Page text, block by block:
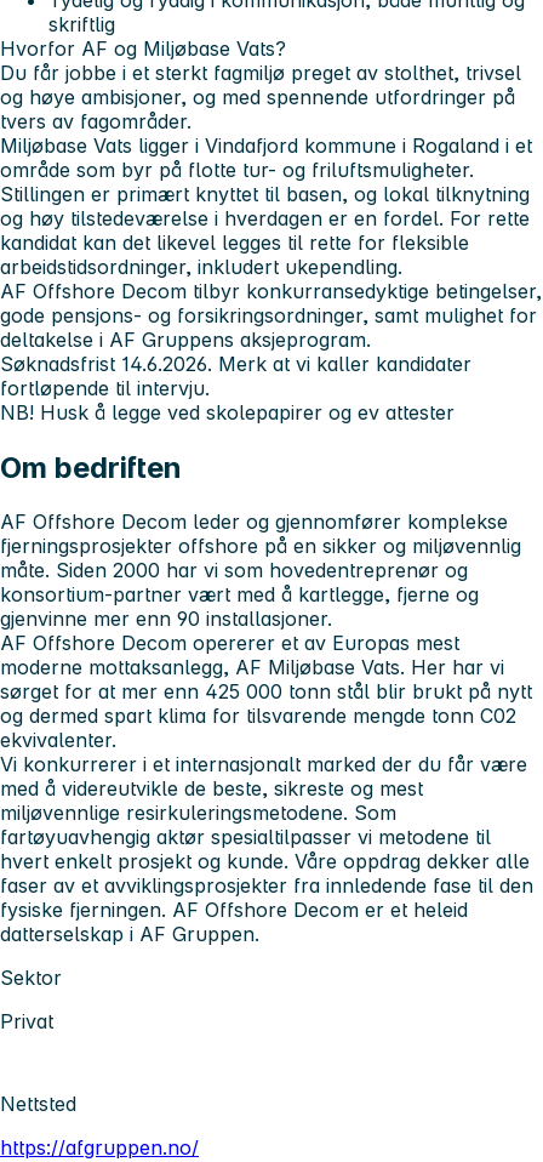
skriftlig
Hvorfor AF og Miljøbase Vats?
Du får jobbe i et sterkt fagmiljø preget av stolthet, trivsel
og høye ambisjoner, og med spennende utfordringer på
tvers av fagområder.
Miljøbase Vats ligger i Vindafjord kommune i Rogaland i et
område som byr på flotte tur- og friluftsmuligheter.
Stillingen er primært knyttet til basen, og lokal tilknytning
og høy tilstedeværelse i hverdagen er en fordel. For rette
kandidat kan det likevel legges til rette for fleksible
arbeidstidsordninger, inkludert ukependling.
AF Offshore Decom tilbyr konkurransedyktige betingelser,
gode pensjons- og forsikringsordninger, samt mulighet for
deltakelse i AF Gruppens aksjeprogram.
Søknadsfrist 14.6.2026. Merk at vi kaller kandidater
fortløpende til intervju.
NB! Husk å legge ved skolepapirer og ev attester
Om bedriften
AF Offshore Decom leder og gjennomfører komplekse
fjerningsprosjekter offshore på en sikker og miljøvennlig
måte. Siden 2000 har vi som hovedentreprenør og
konsortium-partner vært med å kartlegge, fjerne og
gjenvinne mer enn 90 installasjoner.
AF Offshore Decom opererer et av Europas mest
moderne mottaksanlegg, AF Miljøbase Vats. Her har vi
sørget for at mer enn 425 000 tonn stål blir brukt på nytt
og dermed spart klima for tilsvarende mengde tonn C02
ekvivalenter.
Vi konkurrerer i et internasjonalt marked der du får være
med å videreutvikle de beste, sikreste og mest
miljøvennlige resirkuleringsmetodene. Som
fartøyuavhengig aktør spesialtilpasser vi metodene til
hvert enkelt prosjekt og kunde. Våre oppdrag dekker alle
faser av et avviklingsprosjekter fra innledende fase til den
fysiske fjerningen. AF Offshore Decom er et heleid
datterselskap i AF Gruppen.
Sektor
Privat
Nettsted
https://afgruppen.no/